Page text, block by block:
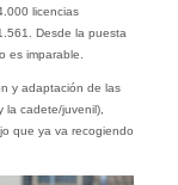
licencias
Desde la puesta
es imparable.
y adaptación de las
la cadete/juvenil),
que ya va recogiendo